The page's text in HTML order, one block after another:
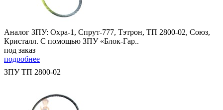
Аналог ЗПУ: Охра-1, Спрут-777, Тэтрон, ТП 2800-02, Союз,
Кристалл. С помощью ЗПУ «Блок-Гар..
под заказ
подробнее
ЗПУ ТП 2800-02